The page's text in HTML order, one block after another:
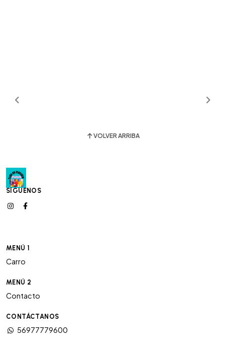
VOLVER ARRIBA
SÍGUENOS
MENÚ 1
Carro
MENÚ 2
Contacto
CONTÁCTANOS
56977779600